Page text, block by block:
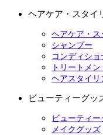
ヘアケア・スタイ
ヘアケア・ス
シャンプー
コンディショ
トリートメ
ヘアスタイリ
ビューティーグッ
ビューティ
メイクグッズ